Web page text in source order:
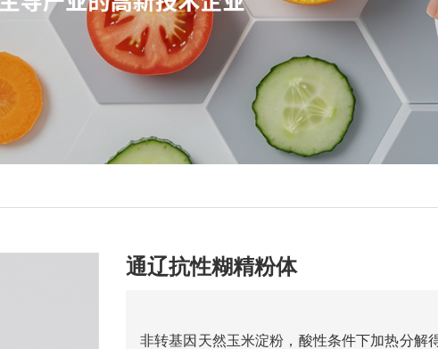
通辽抗性糊精粉体
非转基因天然玉米淀粉，酸性条件下加热分解